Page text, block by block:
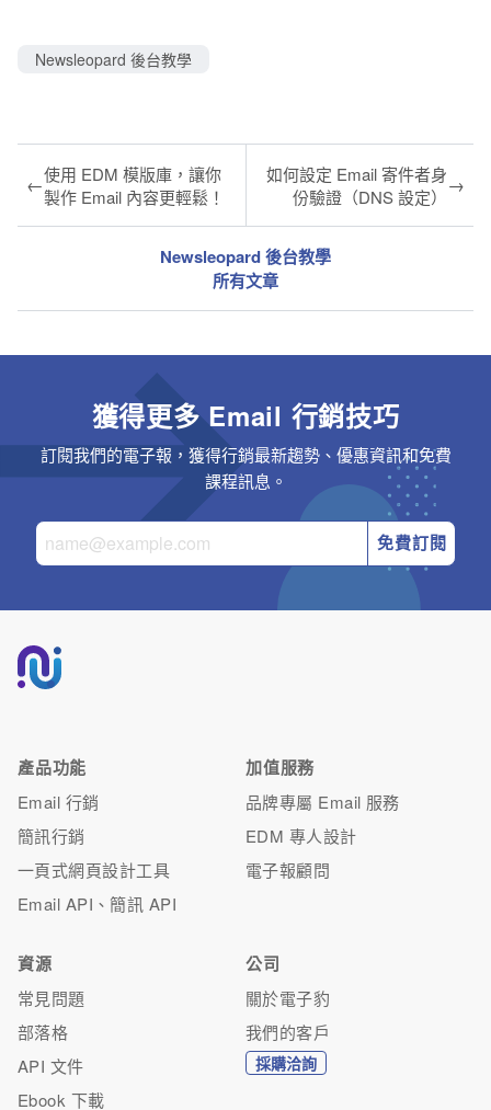
Newsleopard 後台教學
←使用 EDM 模版庫，讓你
製作 Email 內容更輕鬆！
Newsleopard 後台教學
所有文章
如何設定 Email 寄件者身
份驗證（DNS 設定） →
獲得更多 Email 行銷技巧
訂閱我們的電子報，獲得行銷最新趨勢、優惠資訊和免費
課程訊息。
免費訂閱
產品功能
Email 行銷
簡訊行銷
一頁式網頁設計工具
Email API、簡訊 API
加值服務
品牌專屬 Email 服務
EDM 專人設計
電子報顧問
資源
常見問題
部落格
API 文件
Ebook 下載
公司
關於電子豹
我們的客戶
採購洽詢